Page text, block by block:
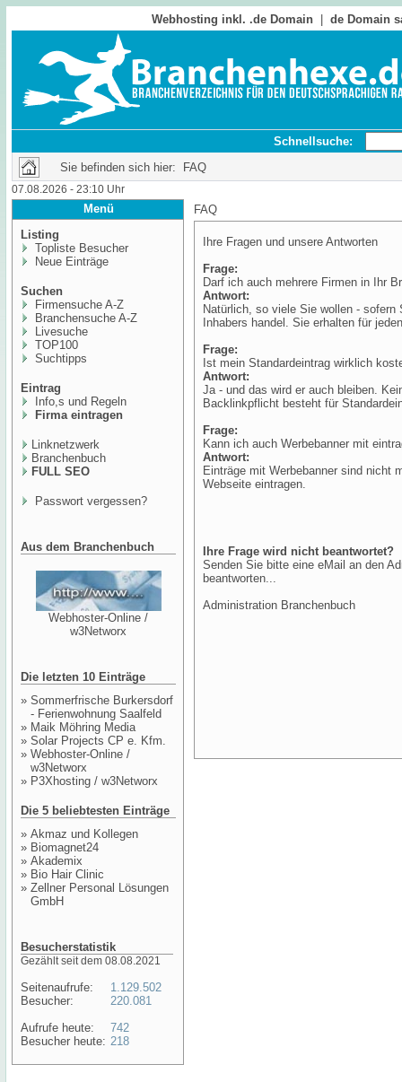
Webhosting inkl. .de Domain de Domain
Schnellsuche:
Sie befinden sich hier: FAQ
07.08.2026 - 23:10 Uhr
Menü
Listing
Topliste Besucher
Neue Einträge
Suchen
Firmensuche A-Z
Branchensuche A-Z
Livesuche
TOP100
Suchtipps
Eintrag
Info,s und Regeln
Firma eintragen
Linknetzwerk
Branchenbuch
FULL SEO
Passwort vergessen?
Aus dem Branchenbuch
Webhoster-Online /
w3Networx
Die letzten 10 Einträge
» Sommerfrische Burkersdorf
- Ferienwohnung Saalfeld
» Maik Möhring Media
» Solar Projects CP e. Kfm.
» Webhoster-Online /
w3Networx
» P3Xhosting / w3Networx
Die 5 beliebtesten Einträge
» Akmaz und Kollegen
» Biomagnet24
» Akademix
» Bio Hair Clinic
» Zellner Personal Lösungen
GmbH
Besucherstatistik
Gezählt seit dem 08.08.2021
Seitenaufrufe:
Besucher:
Aufrufe heute:
Besucher heute:
1.129.502
220.081
742
218
FAQ
Ihre Fragen und unsere Antworten
Frage:
Darf ich auch mehrere Firmen in Ihr
Antwort:
Natürlich, so viele Sie wollen -
Inhabers handel. Sie erhalten für
Frage:
Ist mein Standardeintrag wirklich
Antwort:
Ja - und das wird er auch bleiben.
Backlinkpflicht besteht für
Frage:
Kann ich auch Werbebanner mit
Antwort:
Einträge mit Werbebanner sind nicht
Webseite eintragen.
Ihre Frage wird nicht beantwortet?
Senden Sie bitte eine eMail an den
beantworten...
Administration Branchenbuch